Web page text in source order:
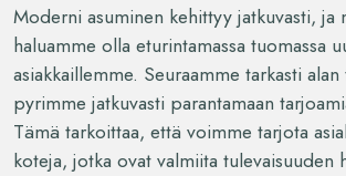
Moderni asuminen kehittyy jatkuvasti, ja
haluamme olla eturintamassa tuomassa
asiakkaillemme. Seuraamme tarkasti
pyrimme jatkuvasti parantamaan
Tämä tarkoittaa, että voimme tarjota
koteja, jotka ovat valmiita tulevaisuuden